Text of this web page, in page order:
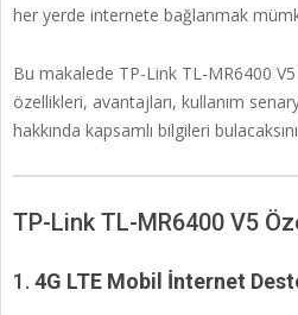
her yerde internete bağlanmak
Bu makalede TP-Link TL-MR6400
özellikleri, avantajları, kullanım
hakkında kapsamlı bilgileri
TP-Link TL-MR6400 V5
1. 4G LTE Mobil İnternet